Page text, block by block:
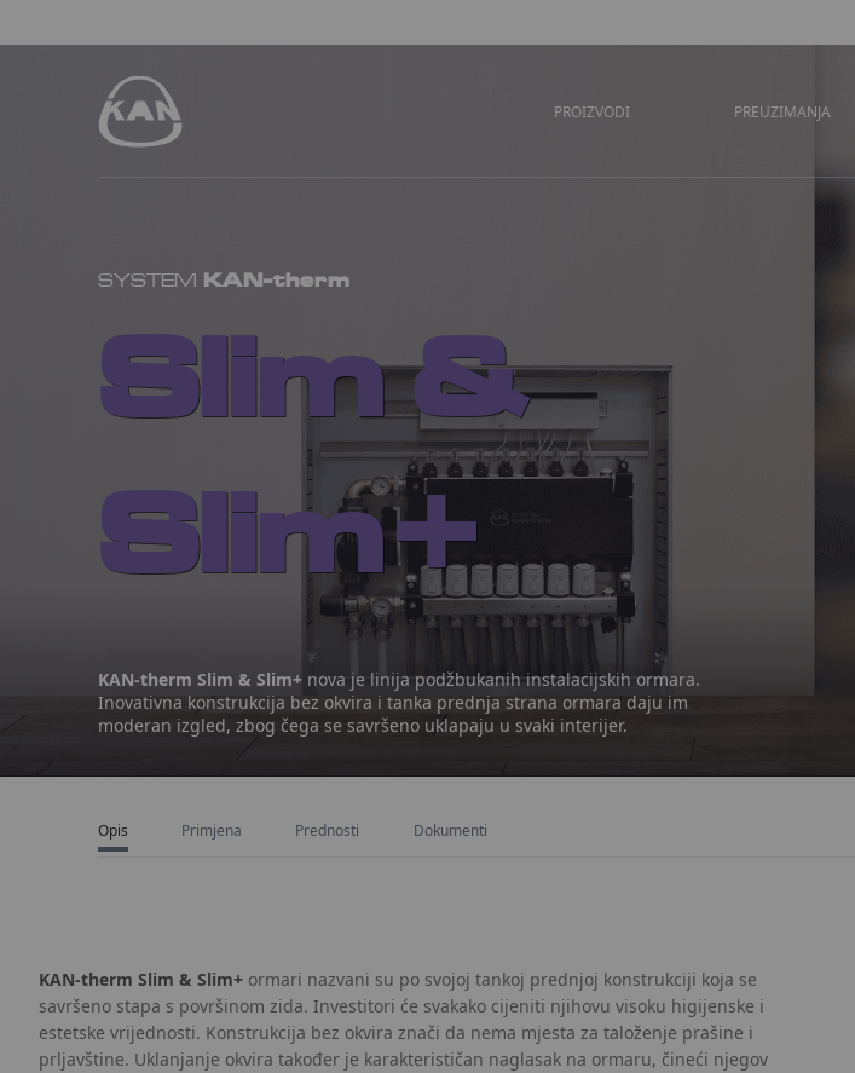
PROIZVODI PREUZIMANJA
SYSTEM KAN-therm
Slim &
Slim+
KAN-therm Slim & Slim+nova je linija podžbukanih instalacijskih ormara.
Inovativna konstrukcija bez okvira i tanka prednja strana ormara daju im
moderan izgled, zbog čega se savršeno uklapaju u svaki interijer.
Opis Primjena Prednosti Dokumenti
KAN-therm Slim & Slim+ ormari nazvani su po svojoj tankoj prednjoj konstrukciji koja se
savršeno stapa s površinom zida. Investitori će svakako cijeniti njihovu visoku higijenske i
estetske vrijednosti. Konstrukcija bez okvira znači da nema mjesta za taloženje prašine i
prljavštine. Uklanjanje okvira također je karakterističan naglasak na ormaru, čineći njegov